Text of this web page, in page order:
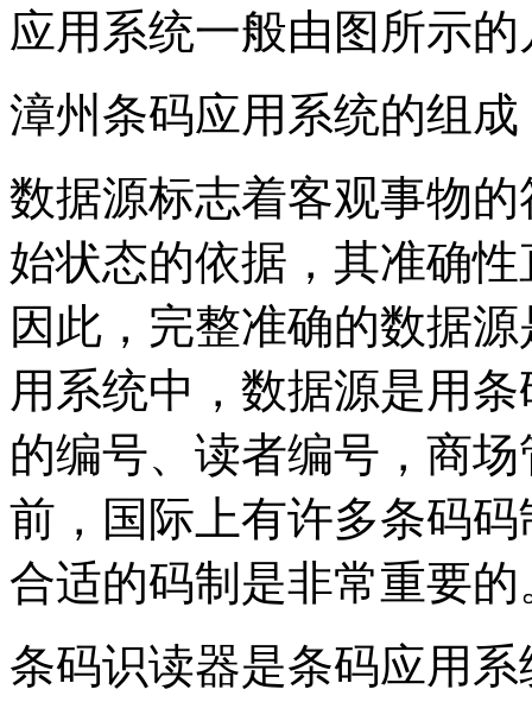
应用系统一般由图所示
漳州条码应用系统的组成
数据源标志着客观事物
始状态的依据，其准确
因此，完整准确的数据
用系统中，数据源是用
的编号、读者编号，商
前，国际上有许多条码
合适的码制是非常重要的
条码识读器是条码应用